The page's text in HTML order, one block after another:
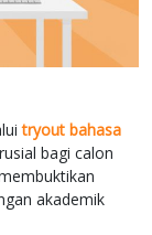
tryout bahasa
bagi calon
akademik